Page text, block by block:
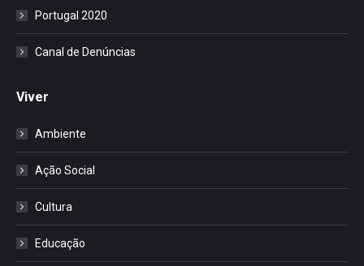
Portugal 2020
Canal de Denúncias
Viver
Ambiente
Ação Social
Cultura
Educação